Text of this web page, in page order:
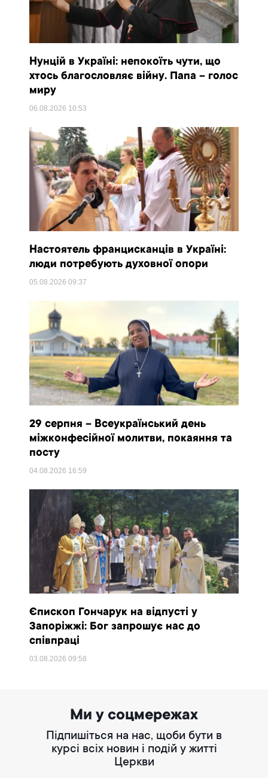
Нунцій в Україні: непокоїть чути, що
хтось благословляє війну. Папа – голос
миру
06.08.2026 10:53
Настоятель францисканців в Україні:
люди потребують духовної опори
05.08.202609:37
29 серпня – Всеукраїнський день
міжконфесійної молитви, покаяння та
посту
04.08.2026 16:59
Єпископ Гончарук на відпусті у
Запоріжжі: Бог запрошує нас до
співпраці
03.08.202609:58
Ми у соцмережах
Підпишіться на нас, щоби бути в
курсі всіх новин і подій у житті
Церкви